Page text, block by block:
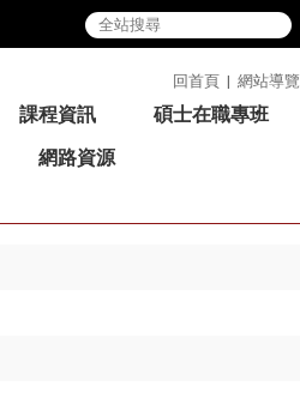
回首頁 | 網站導覽
課程資訊
碩士在職專班
網路資源